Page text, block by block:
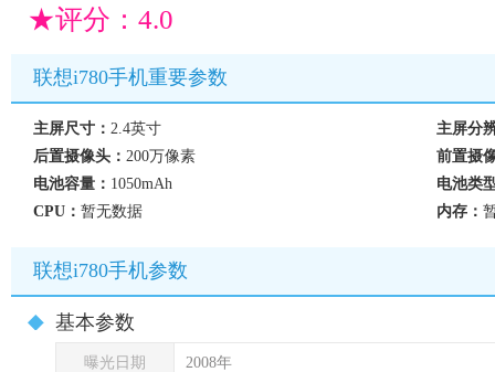
★评分： 4.0
联想i780手机重要参数
主屏尺寸： 2.4英寸
主屏分
后置摄像头： 200万像素
前置摄
电池容量： 1050mAh
电池类
CPU： 暂无数据 内存：
联想i780手机参数
基本参数
曝光日期 2008年